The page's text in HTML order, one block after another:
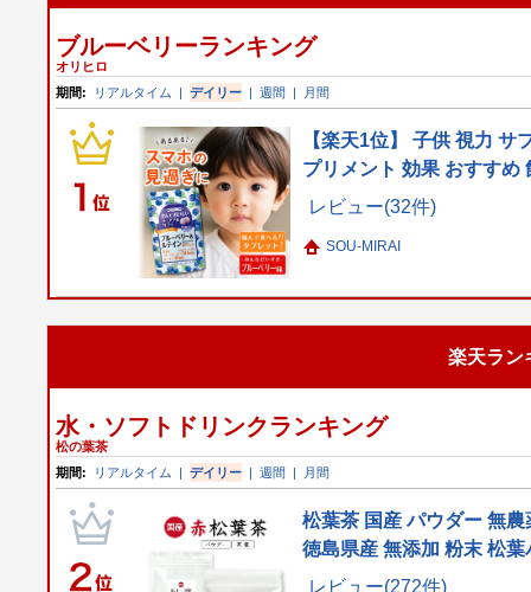
ブルーベリーランキング
オリヒロ
期間:
リアルタイム |デイリー |週間 | 月間
【楽天1位】 子供 視力
プリメント 効果 おすす
レビュー(32件)
SOU-MIRAI
楽天ラン
水・ソフトドリンクランキング
松の葉茶
期間:
リアルタイム |デイリー |週間 | 月間
松葉茶 国産 パウダー 無
徳島県産 無添加 粉末 松
レビュー(272件)